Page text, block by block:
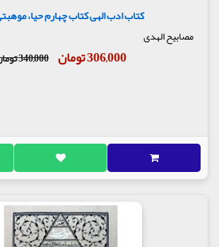
کتاب ادب الهی کتاب چهارم حیا،
مصابیح الهدی
306,000 تومان 340,000 تومان